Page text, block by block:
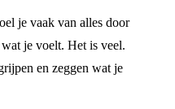
je vaak van alles door
je voelt. Het is veel.
en zeggen wat je